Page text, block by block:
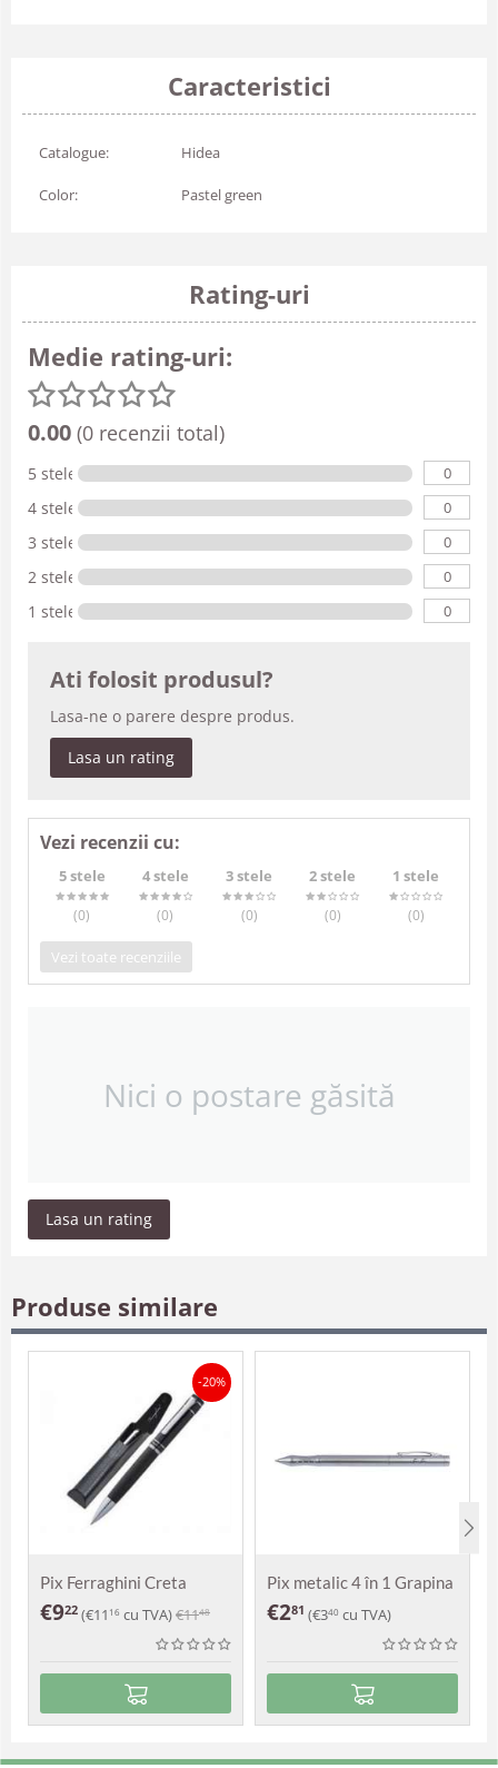
Caracteristici
Catalogue: Hidea
Color: Pastel green
Rating-uri
Medie rating-uri:
0.00 (0 recenzii total)
5 stele 0
4 stele 0
3 stele 0
2 stele 0
1 stele 0
Ati folosit produsul?
Lasa-ne o parere despre produs.
Lasa un rating
Vezi recenzii cu:
5 stele
(0)
4 stele
(0)
3 stele
(0)
2 stele
(0)
1 stele
(0)
Vezi toate recenziile
Nici o postare găsită
Lasa un rating
Produse similare
-20%
Pix Ferraghini Creta
€922 (€11 16 cu TVA)€1148
Pix metalic 4 în 1 Grapina
€281 (€340 cu TVA)